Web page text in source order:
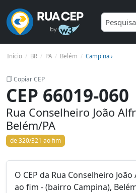
Início BR PA Belém Campina ›
Copiar CEP
CEP 66019-060
Rua Conselheiro João
Belém/PA
de 320/321 ao fim
O CEP da Rua Conselheiro
ao fim - (bairro Campina),